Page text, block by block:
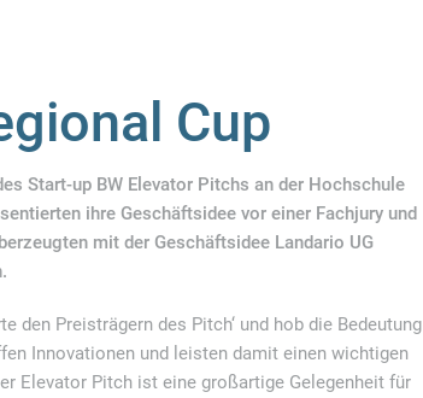
Cup
Start-up BW Elevator Pitchs an der Hochschule
ihre Geschäftsidee vor einer Fachjury und
mit der Geschäftsidee Landario UG
Preisträgern des Pitch‘ und hob die Bedeutung
Innovationen und leisten damit einen wichtigen
Elevator Pitch ist eine großartige Gelegenheit für